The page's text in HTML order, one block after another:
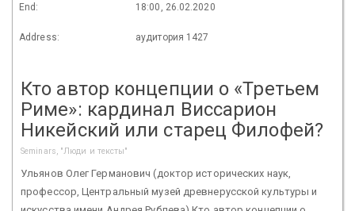
End: 18:00, 26.02.2020
Address: аудитория 1427
Кто автор концепции о «Третьем
Риме»: кардинал Виссарион
Никейский или старец Филофей?
Seminars, "Люди и тексты"
Ульянов Олег Германович (доктор исторических наук,
профессор, Центральный музей древнерусской культуры и